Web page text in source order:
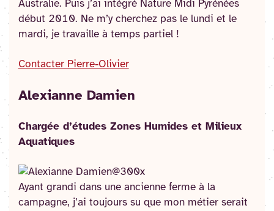
Australie. Puis j’ai intégré Nature Midi Pyrénées
début 2010. Ne m’y cherchez pas le lundi et le
mardi, je travaille à temps partiel !
Contacter Pierre-Olivier
Alexianne Damien
Chargée d’études Zones Humides et Milieux
Aquatiques
Ayant grandi dans une ancienne ferme à la
campagne, j’ai toujours su que mon métier serait